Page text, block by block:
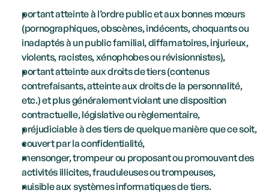
portant atteinte à l’ordre public et aux bonnes mœurs
(pornographiques, obscènes, indécents, choquants ou
inadaptés à un public familial, diffamatoires, injurieux,
violents, racistes, xénophobes ou révisionnistes),
portant atteinte aux droits de tiers (contenus
contrefaisants, atteinte aux droits de la personnalité,
etc.) et plus généralement violant une disposition
contractuelle, législative ou règlementaire,
préjudiciable à des tiers de quelque manière que ce soit,
couvert par la confidentialité,
mensonger, trompeur ou proposant ou promouvant des
activités illicites, frauduleuses ou trompeuses,
nuisible aux systèmes informatiques de tiers.